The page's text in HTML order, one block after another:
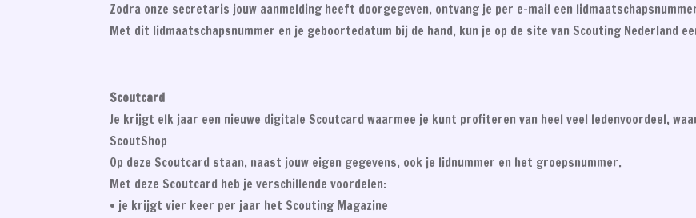
Zodra onze secretaris jouw aanmelding heeft doorgegeven, ontvang je per e-mail een
Met dit lidmaatschapsnummer en je geboortedatum bij de hand, kun je op de site van Scouting Nederland
Scoutcard
Je krijgt elk jaar een nieuwe digitale Scoutcard waarmee je kunt profiteren van heel veel ledenvoordeel,
ScoutShop
Op deze Scoutcard staan, naast jouw eigen gegevens, ook je lidnummer en het groepsnummer.
Met deze Scoutcard heb je verschillende voordelen:
• je krijgt vier keer per jaar het Scouting Magazine